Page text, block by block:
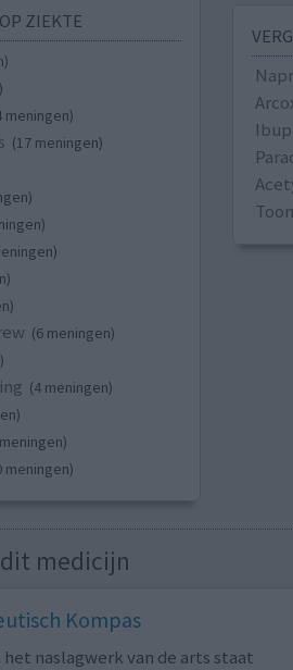
ZIEKTE
meningen)
(17 meningen)
(6 meningen)
(4 meningen)
meningen)
medicijn
Kompas
naslagwerk van de arts staat